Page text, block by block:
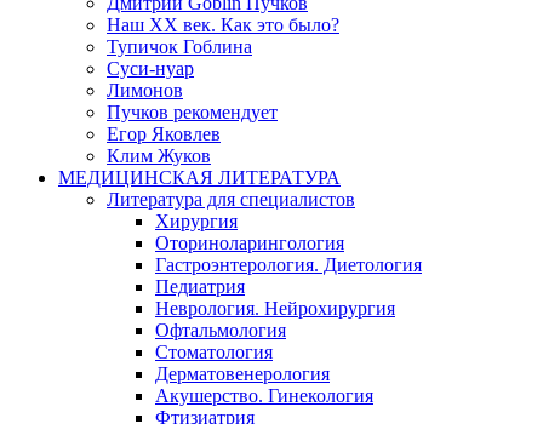
Наш XX век. Как это было?
Тупичок Гоблина
Суси-нуар
Лимонов
Пучков рекомендует
Егор Яковлев
Клим Жуков
МЕДИЦИНСКАЯ ЛИТЕРАТУРА
Литература для специалистов
Хирургия
Оториноларингология
Гастроэнтерология. Диетология
Педиатрия
Неврология. Нейрохирургия
Офтальмология
Стоматология
Дерматовенерология
Акушерство. Гинекология
Фтизиатрия